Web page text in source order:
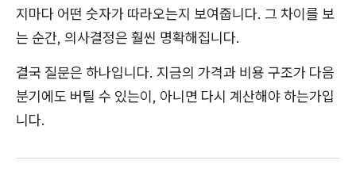
지마다 어떤 숫자가 따라오는지 보여줍니다. 그 차이를 보
는 순간, 의사결정은 훨씬 명확해집니다.
결국 질문은 하나입니다. 지금의 가격과 비용 구조가 다음
분기에도 버틸 수 있는이, 아니면 다시 계산해야 하는가입
니다.